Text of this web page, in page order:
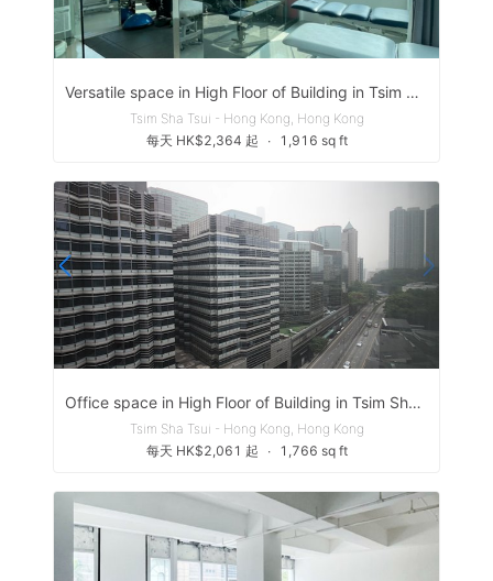
Versatile space in High Floor of Building in Tsim Sha TSui
Tsim Sha Tsui - Hong Kong, Hong Kong
每天 HK$2,364 起
∙ 1,916 sq ft
Office space in High Floor of Building in Tsim Sha TSui
Tsim Sha Tsui - Hong Kong, Hong Kong
每天 HK$2,061 起
∙ 1,766 sq ft